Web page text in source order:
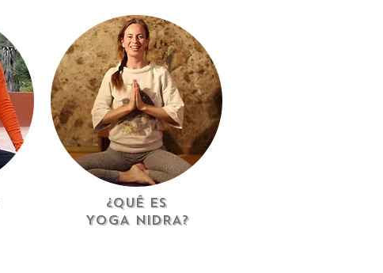
¿QUÉ ES
YOGA NIDRA?